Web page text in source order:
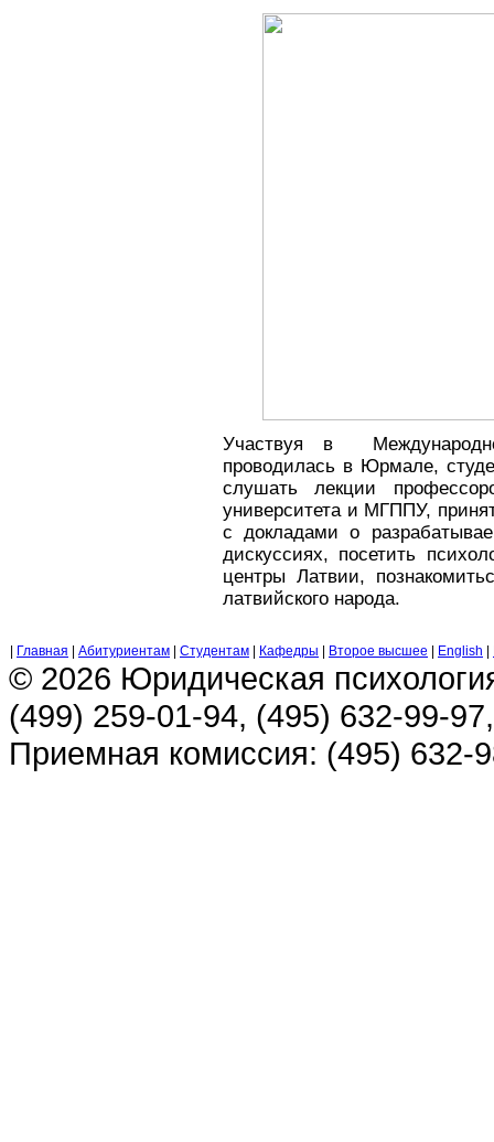
Участвуя в
проводилась в Юрмале,
слушать лекции
университета и МГППУ,
с докладами о
дискуссиях, посетить
центры Латвии,
латвийского народа.
Главная Абитуриентам Студентам Кафедры Второе высшее English
© 2026 Юридическая
(499) 259-01-94, (495) 632-99-
Приемная комиссия: (495) 632-